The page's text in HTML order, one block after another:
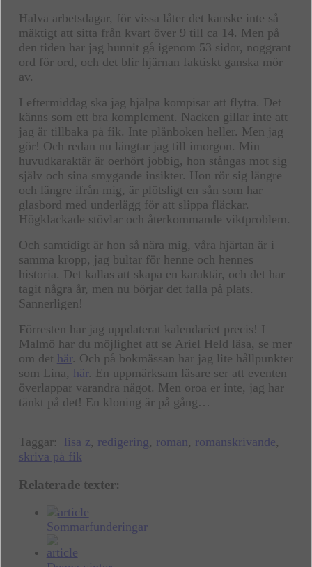
Halva arbetsdagar, för vissa låter det kanske inte så
mäktigt att sitta från kvart över 9 till ca 14. Men på
den tiden har jag hunnit gå igenom 53 sidor, noggrant
ord för ord, och det blir hjärnan faktiskt ganska mör
av.
I eftermiddag ska jag hjälpa kompisar att flytta. Det
känns som ett bra komplement. Nacken gillar inte att
jag är tillbaka på fik. Inte plånboken heller. Men jag
gör! Och redan nu längtar jag till imorgon. Min
huvudkaraktär är oerhört jobbig, hon stångas mot sig
själv och sina smygande insikter. Hon rör sig längre
och längre ifrån mig, är plötsligt en sån som har
glasbord med underlägg för att slippa fläckar.
Högklackade stövlar och återkommande viktproblem.
Och samtidigt är hon så nära mig, våra hjärtan är i
samma kropp, jag bultar för henne och hennes
historia. Det kallas att skapa en karaktär, och det har
tagit några år, men nu börjar det falla på plats.
Sannerligen!
Förresten har jag uppdaterat kalendariet precis! I
Malmö har du möjlighet att se Ariel Held läsa, se mer
om det här. Och på bokmässan har jag lite hållpunkter
som Lina, här. En uppmärksam läsare ser att eventen
överlappar varandra något. Men oroa er inte, jag har
tänkt på det! En kloning är på gång…
Taggar: lisa z, redigering , roman , romanskrivande,
skriva på fik
Relaterade texter:
Sommarfunderingar